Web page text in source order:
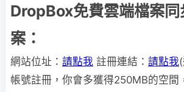
DropBox免費雲端檔案同
案：
網站位址： 請點我 註冊連結： 請點我
帳號註冊，你會多獲得250MB的空間